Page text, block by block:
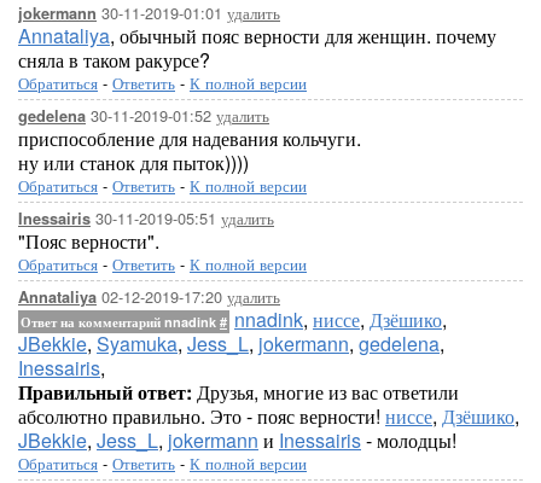
jokermann 30-11-2019-01:01 удалить
Annataliya, обычный пояс верности для женщин. почему
сняла в таком ракурсе?
Обратиться - Ответить - К полной версии
gedelena 30-11-2019-01:52 удалить
приспособление для надевания кольчуги.
ну или станок для пыток))))
Обратиться - Ответить - К полной версии
Inessairis 30-11-2019-05:51 удалить
"Пояс верности".
Обратиться - Ответить - К полной версии
Annataliya 02-12-2019-17:20 удалить
Ответ на комментарий nnadink # nnadink, ниссе, Дзёшико,
JBekkie, Syamuka, Jess_L, jokermann, gedelena,
Inessairis,
Правильный ответ: Друзья, многие из вас ответили
абсолютно правильно. Это - пояс верности! ниссе, Дзёшико,
JBekkie, Jess_L, jokermann и Inessairis- молодцы!
Обратиться - Ответить - К полной версии